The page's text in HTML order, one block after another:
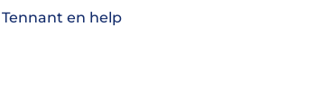
en help